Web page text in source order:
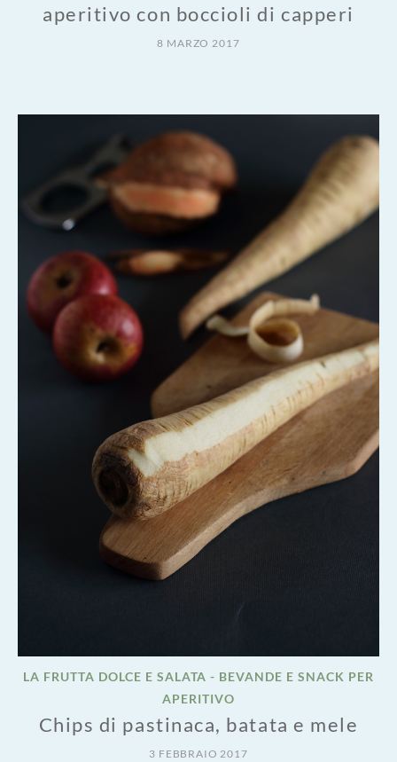
aperitivo con boccioli di capperi
8 MARZO 2017
LA FRUTTA DOLCE E SALATA - BEVANDE E SNACK PER
APERITIVO
Chips di pastinaca, batata e mele
3 FEBBRAIO 2017